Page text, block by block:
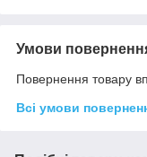
Умови
Повернення товару
Всі умови